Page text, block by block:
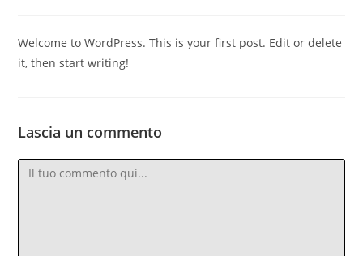
Welcome to WordPress. This is your first post. Edit or delete
it, then start writing!
Lascia un commento
Commento